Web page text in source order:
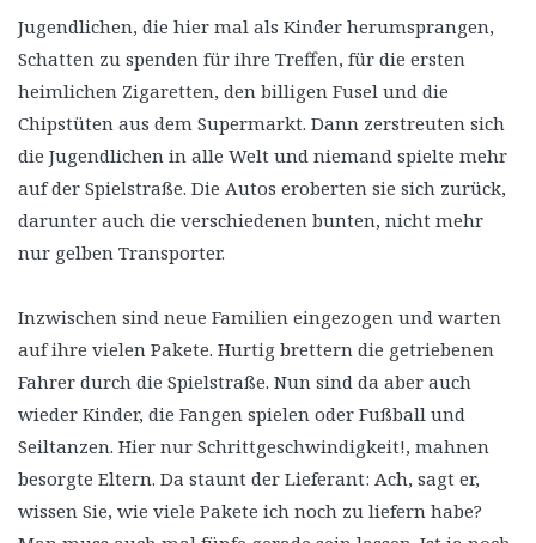
Jugendlichen, die hier mal als Kinder herumsprangen,
Schatten zu spenden für ihre Treffen, für die ersten
heimlichen Zigaretten, den billigen Fusel und die
Chipstüten aus dem Supermarkt. Dann zerstreuten sich
die Jugendlichen in alle Welt und niemand spielte mehr
auf der Spielstraße. Die Autos eroberten sie sich zurück,
darunter auch die verschiedenen bunten, nicht mehr
nur gelben Transporter.
Inzwischen sind neue Familien eingezogen und warten
auf ihre vielen Pakete. Hurtig brettern die getriebenen
Fahrer durch die Spielstraße. Nun sind da aber auch
wieder Kinder, die Fangen spielen oder Fußball und
Seiltanzen. Hier nur Schrittgeschwindigkeit!, mahnen
besorgte Eltern. Da staunt der Lieferant: Ach, sagt er,
wissen Sie, wie viele Pakete ich noch zu liefern habe?